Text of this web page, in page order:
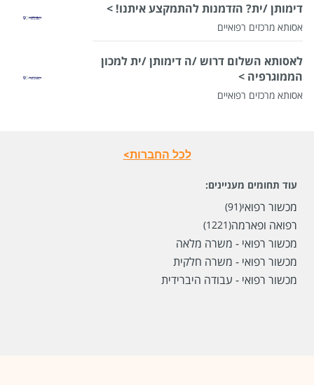
המעסיק לא סיפר לנו
למגזר הדתי,
מיקום
רמת השרון,
לפני 12 ימים
דימותן /ית? הזדמנות להתמקצע איתנו! >
אסותא מרכזים רפואיים
לאסותא השלום דרוש /ה דימותן /ית למכון
הממוגרפיה >
אסותא מרכזים רפואיים
לכל החברות>
עוד תחומים מעניינים:
מכשור רפואי(91)
רפואה ופארמה(1221)
מכשור רפואי - משרה מלאה
מכשור רפואי - משרה חלקית
מכשור רפואי - עבודה היברידית